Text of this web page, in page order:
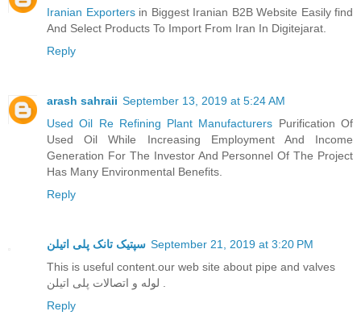
Iranian Exportersin Biggest Iranian B2B Website Easily find
And Select Products To Import From Iran In Digitejarat.
Reply
arash sahraii September 13, 2019 at 5:24 AM
Used Oil Re Refining Plant Manufacturers Purification Of
Used Oil While Increasing Employment And Income
Generation For The Investor And Personnel Of The Project
Has Many Environmental Benefits.
Reply
سپتیک تانک پلی اتیلن September 21, 2019 at 3:20 PM
This is useful content.our web site about pipe and valves
Reply